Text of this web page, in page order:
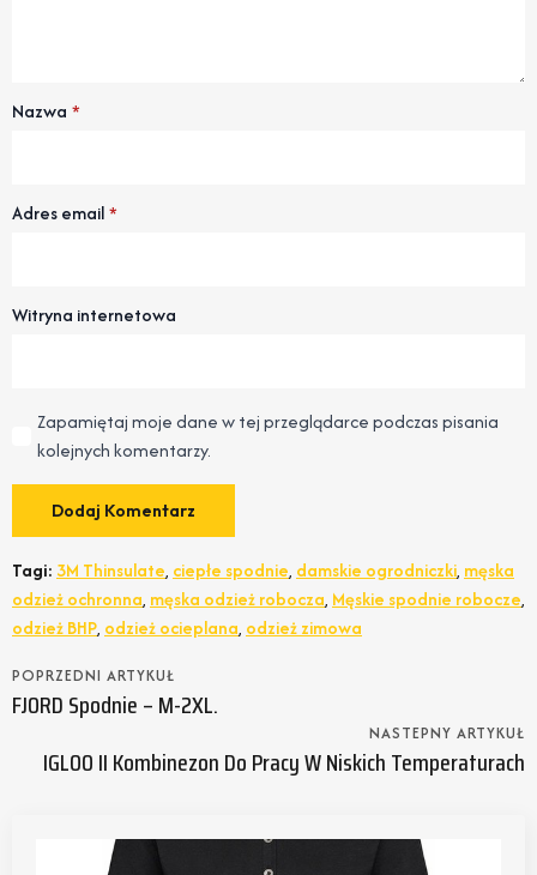
Nazwa *
Adres email*
Witryna internetowa
Zapamiętaj moje dane w tej przeglądarce podczas pisania
kolejnych komentarzy.
Tagi: 3M Thinsulate, ciepłe spodnie, damskie ogrodniczki, męska
odzież ochronna, męska odzież robocza, Męskie spodnie robocze,
odzież BHP, odzież ocieplana, odzież zimowa
POPRZEDNI ARTYKUŁ
FJORD Spodnie – M-2XL.
NASTEPNY ARTYKUŁ
IGLOO II Kombinezon Do Pracy W Niskich Temperaturach